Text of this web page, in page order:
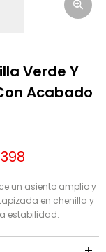
Verde Y
Acabado
un asiento amplio y
en chenilla y
estabilidad.